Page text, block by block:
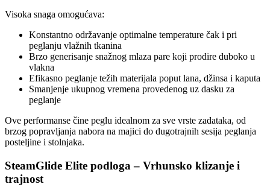
Visoka snaga omogućava:
Konstantno održavanje optimalne temperature čak i pri
peglanju vlažnih tkanina
Brzo generisanje snažnog mlaza pare koji prodire duboko u
vlakna
Efikasno peglanje težih materijala poput lana, džinsa i kaputa
Smanjenje ukupnog vremena provedenog uz dasku za
peglanje
Ove performanse čine peglu idealnom za sve vrste zadataka, od
brzog popravljanja nabora na majici do dugotrajnih sesija peglanja
posteljine i stolnjaka.
SteamGlide Elite podloga – Vrhunsko klizanje i
trajnost